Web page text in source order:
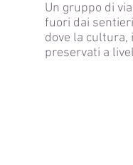
Un gruppo di
fuori dai
dove la cultura,
preservati a